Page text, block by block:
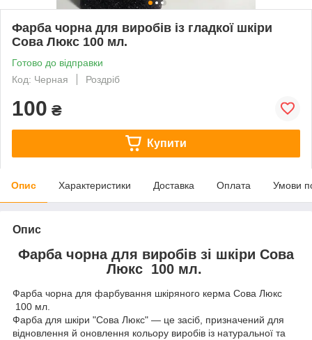
Фарба чорна для виробів із гладкої шкіри
Сова Люкс 100 мл.
Готово до відправки
Код: Черная
Роздріб
100 ₴
Купити
Опис Характеристики Доставка Оплата Умови
Опис
Фарба чорна для виробів зі шкіри Сова
Люкс 100 мл.
Фарба чорна для фарбування шкіряного керма Сова Люкс
100 мл.
Фарба для шкіри "Сова Люкс" — це засіб, призначений для
відновлення й оновлення кольору виробів із натуральної та